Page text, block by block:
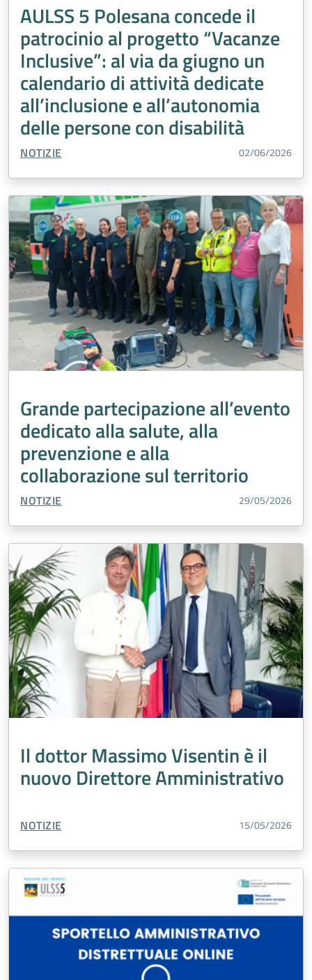
AULSS 5 Polesana concede il
patrocinio al progetto “Vacanze
Inclusive”: al via da giugno un
calendario di attività dedicate
all’inclusione e all’autonomia
delle persone con disabilità
TIPO CONTENUTO:
NOTIZIE 02/06/2026
Grande partecipazione all’evento
dedicato alla salute, alla
prevenzione e alla
collaborazione sul territorio
TIPO CONTENUTO:
NOTIZIE 29/05/2026
Il dottor Massimo Visentin è il
nuovo Direttore Amministrativo
TIPO CONTENUTO:
NOTIZIE 15/05/2026